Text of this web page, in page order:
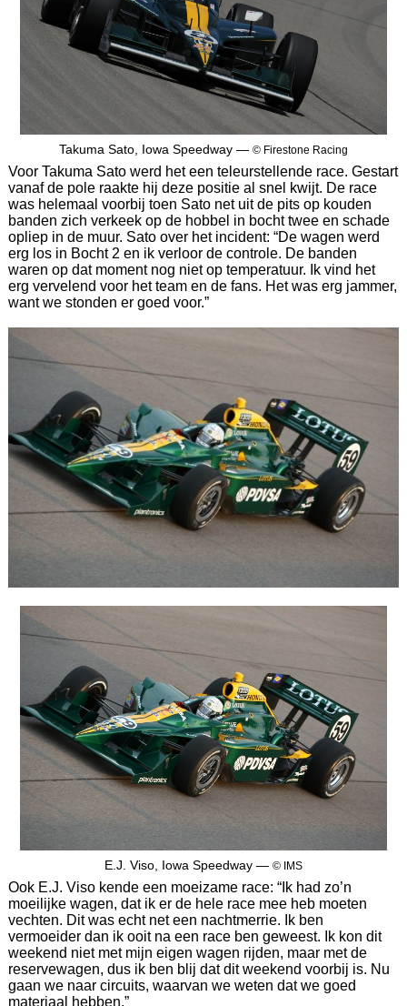
Takuma Sato, Iowa Speedway — © Firestone Racing
Voor Takuma Sato werd het een teleurstellende race. Gestart
vanaf de pole raakte hij deze positie al snel kwijt. De race
was helemaal voorbij toen Sato net uit de pits op kouden
banden zich verkeek op de hobbel in bocht twee en schade
opliep in de muur. Sato over het incident: “De wagen werd
erg los in Bocht 2 en ik verloor de controle. De banden
waren op dat moment nog niet op temperatuur. Ik vind het
erg vervelend voor het team en de fans. Het was erg jammer,
want we stonden er goed voor.”
E.J. Viso, Iowa Speedway — © IMS
Ook E.J. Viso kende een moeizame race: “Ik had zo’n
moeilijke wagen, dat ik er de hele race mee heb moeten
vechten. Dit was echt net een nachtmerrie. Ik ben
vermoeider dan ik ooit na een race ben geweest. Ik kon dit
weekend niet met mijn eigen wagen rijden, maar met de
reservewagen, dus ik ben blij dat dit weekend voorbij is. Nu
gaan we naar circuits, waarvan we weten dat we goed
materiaal hebben.”